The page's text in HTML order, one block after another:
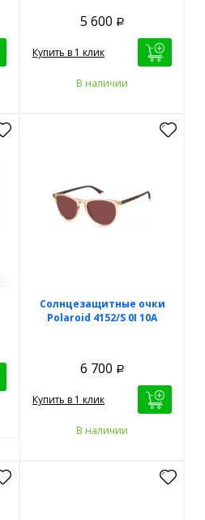
5 600 Р
Купить в 1 клик
В наличии
Солнцезащитные очки
Polaroid 4152/S 0I 10A
6 700 Р
Купить в 1 клик
В наличии